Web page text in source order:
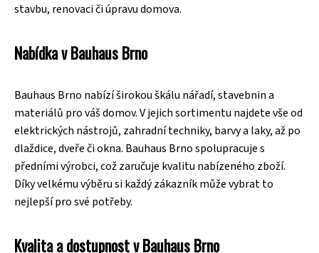
stavbu, renovaci či úpravu domova.
Nabídka v Bauhaus Brno
Bauhaus Brno nabízí širokou škálu nářadí, stavebnin a
materiálů pro váš domov. V jejich sortimentu najdete vše od
elektrických nástrojů, zahradní techniky, barvy a laky, až po
dlaždice, dveře či okna. Bauhaus Brno spolupracuje s
předními výrobci, což zaručuje kvalitu nabízeného zboží.
Díky velkému výběru si každý zákazník může vybrat to
nejlepší pro své potřeby.
Kvalita a dostupnost v Bauhaus Brno